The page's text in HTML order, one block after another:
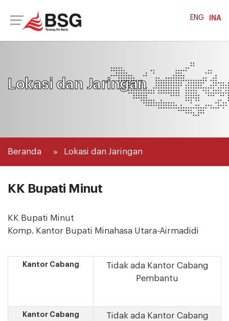
INA
ENG
Lokasi dan Jaringan
Beranda Lokasi dan Jaringan
KK Bupati Minut
KK Bupati Minut
Komp. Kantor Bupati Minahasa Utara-Airmadidi
Kantor Cabang
Tidak ada Kantor Cabang
Pembantu
Kantor Cabang
Tidak ada Kantor Cabang